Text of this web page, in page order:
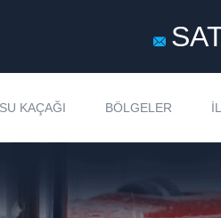
SU KAÇAĞI BÖLGELER